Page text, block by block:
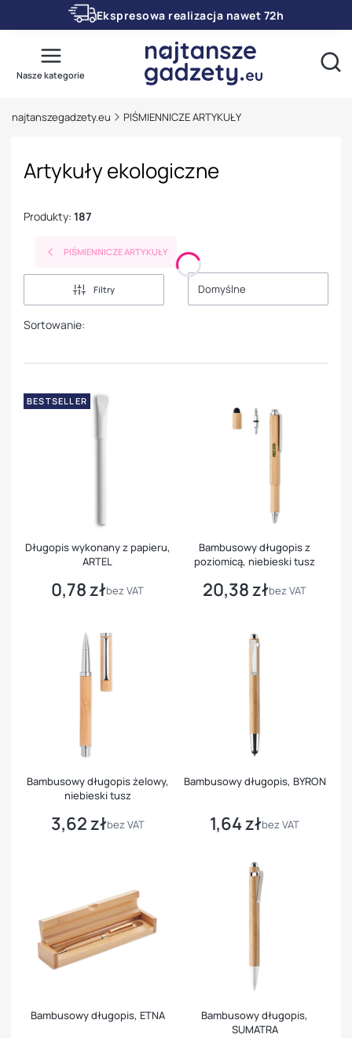
Ekspresowa realizacja nawet 72h
Nasze kategorie
najtanszegadzety.eu PIŚMIENNICZE ARTYKUŁY
Artykuły ekologiczne
Produkty: 187
PIŚMIENNICZE ARTYKUŁY
Filtry
Sortowanie:
Domyślne
BESTSELLER
Długopis wykonany z papieru,
ARTEL
Cena
0,78 złbez VAT
Bambusowy długopis z
poziomicą, niebieski tusz
Cena
20,38 złbez VAT
Bambusowy długopis żelowy,
niebieski tusz
Cena
3,62 złbez VAT
Bambusowy długopis, BYRON
Cena
1,64 złbez VAT
Bambusowy długopis, ETNA
Bambusowy długopis,
SUMATRA